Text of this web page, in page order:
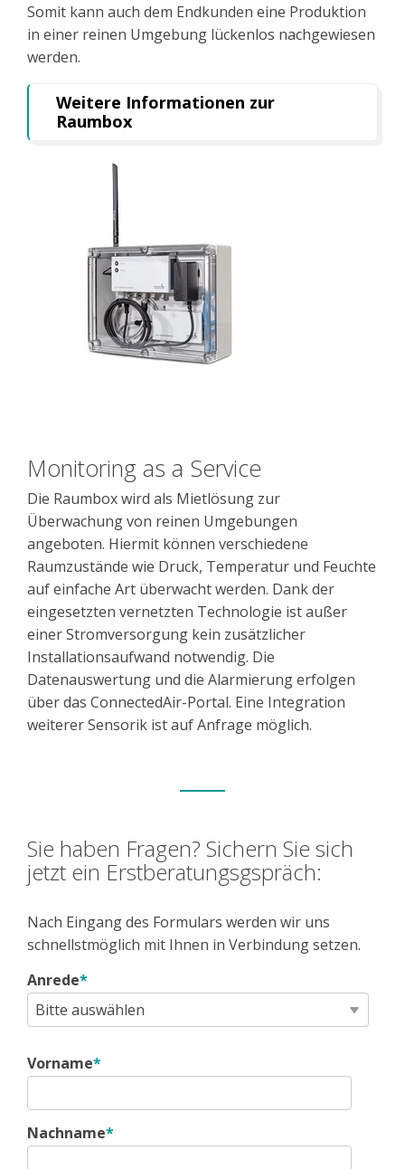
Somit kann auch dem Endkunden eine Produktion
in einer reinen Umgebung lückenlos nachgewiesen
werden.
Weitere Informationen zur
Raumbox
Monitoring as a Service
Die Raumbox wird als Mietlösung zur
Überwachung von reinen Umgebungen
angeboten. Hiermit können verschiedene
Raumzustände wie Druck, Temperatur und Feuchte
auf einfache Art überwacht werden. Dank der
eingesetzten vernetzten Technologie ist außer
einer Stromversorgung kein zusätzlicher
Installationsaufwand notwendig. Die
Datenauswertung und die Alarmierung erfolgen
über das ConnectedAir-Portal. Eine Integration
weiterer Sensorik ist auf Anfrage möglich.
Sie haben Fragen? Sichern Sie sich
jetzt ein Erstberatungsgspräch:
Nach Eingang des Formulars werden wir uns
schnellstmöglich mit Ihnen in Verbindung setzen.
Anrede*
Vorname*
Nachname*